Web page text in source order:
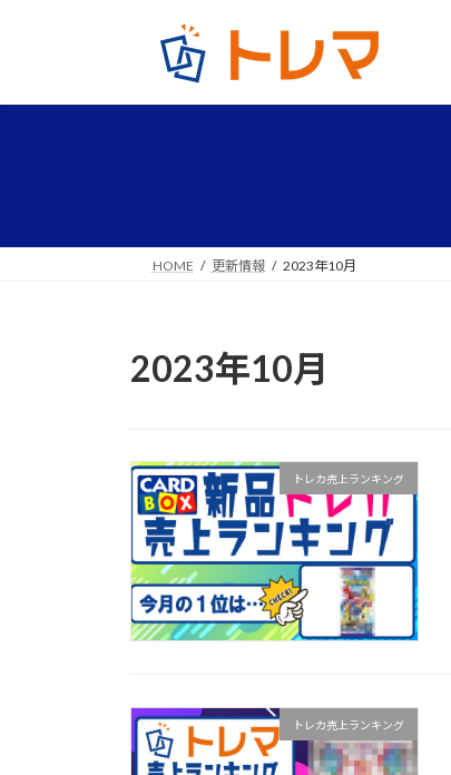
プ
動
HOME 更新情報 2023年10月
2023年10月
トレカ売上ランキング
トレカ売上ランキング